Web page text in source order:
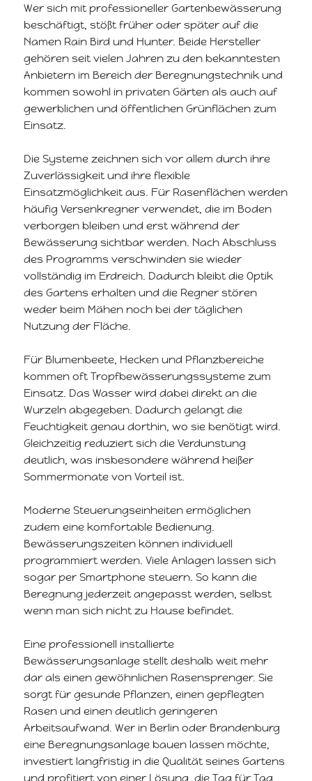
Wer sich mit professioneller Gartenbewässerung
beschäftigt, stößt früher oder später auf die
Namen Rain Bird und Hunter. Beide Hersteller
gehören seit vielen Jahren zu den bekanntesten
Anbietern im Bereich der Beregnungstechnik und
kommen sowohl in privaten Gärten als auch auf
gewerblichen und öffentlichen Grünflächen zum
Einsatz.
Die Systeme zeichnen sich vor allem durch ihre
Zuverlässigkeit und ihre flexible
Einsatzmöglichkeit aus. Für Rasenflächen werden
häufig Versenkregner verwendet, die im Boden
verborgen bleiben und erst während der
Bewässerung sichtbar werden. Nach Abschluss
des Programms verschwinden sie wieder
vollständig im Erdreich. Dadurch bleibt die Optik
des Gartens erhalten und die Regner stören
weder beim Mähen noch bei der täglichen
Nutzung der Fläche.
Für Blumenbeete, Hecken und Pflanzbereiche
kommen oft Tropfbewässerungssysteme zum
Einsatz. Das Wasser wird dabei direkt an die
Wurzeln abgegeben. Dadurch gelangt die
Feuchtigkeit genau dorthin, wo sie benötigt wird.
Gleichzeitig reduziert sich die Verdunstung
deutlich, was insbesondere während heißer
Sommermonate von Vorteil ist.
Moderne Steuerungseinheiten ermöglichen
zudem eine komfortable Bedienung.
Bewässerungszeiten können individuell
programmiert werden. Viele Anlagen lassen sich
sogar per Smartphone steuern. So kann die
Beregnung jederzeit angepasst werden, selbst
wenn man sich nicht zu Hause befindet.
Eine professionell installierte
Bewässerungsanlage stellt deshalb weit mehr
dar als einen gewöhnlichen Rasensprenger. Sie
sorgt für gesunde Pflanzen, einen gepflegten
Rasen und einen deutlich geringeren
Arbeitsaufwand. Wer in Berlin oder Brandenburg
eine Beregnungsanlage bauen lassen möchte,
investiert langfristig in die Qualität seines Gartens
und profitiert von einer Lösung, die Tag für Tag